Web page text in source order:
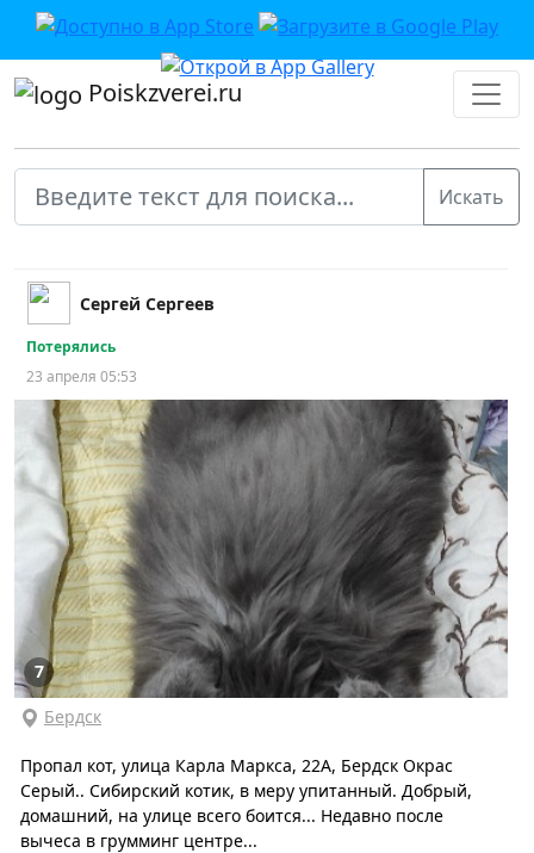
Poiskzverei.ru
Сергей Сергеев
Потерялись
23 апреля 05:53
7
Бердск
Пропал кот, улица Карла Маркса, 22А, Бердск Окрас
Серый.. Сибирский котик, в меру упитанный. Добрый,
домашний, на улице всего боится... Недавно после
вычеса в грумминг центре...